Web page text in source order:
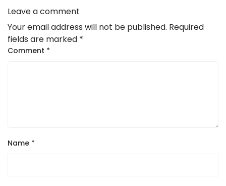
Leave a comment
Your email address will not be published. Required
fields are marked *
Comment *
Name *